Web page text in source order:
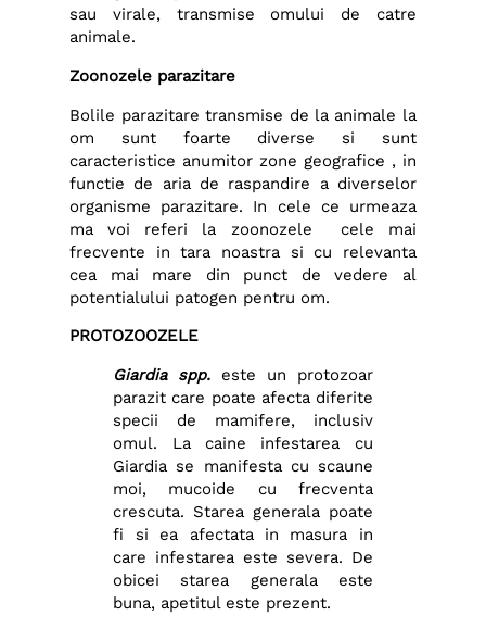
sau virale, transmise omului de catre
animale.
Zoonozele parazitare
Bolile parazitare transmise de la animale la
om sunt foarte diverse si sunt
caracteristice anumitor zone geografice , in
functie de aria de raspandire a diverselor
organisme parazitare. In cele ce urmeaza
ma voi referi la zoonozele cele mai
frecvente in tara noastra si cu relevanta
cea mai mare din punct de vedere al
potentialului patogen pentru om.
PROTOZOOZELE
Giardia spp. este un protozoar
parazit care poate afecta diferite
specii de mamifere, inclusiv
omul. La caine infestarea cu
Giardia se manifesta cu scaune
moi, mucoide cu frecventa
crescuta. Starea generala poate
fi si ea afectata in masura in
care infestarea este severa. De
obicei starea generala este
buna, apetitul este prezent.